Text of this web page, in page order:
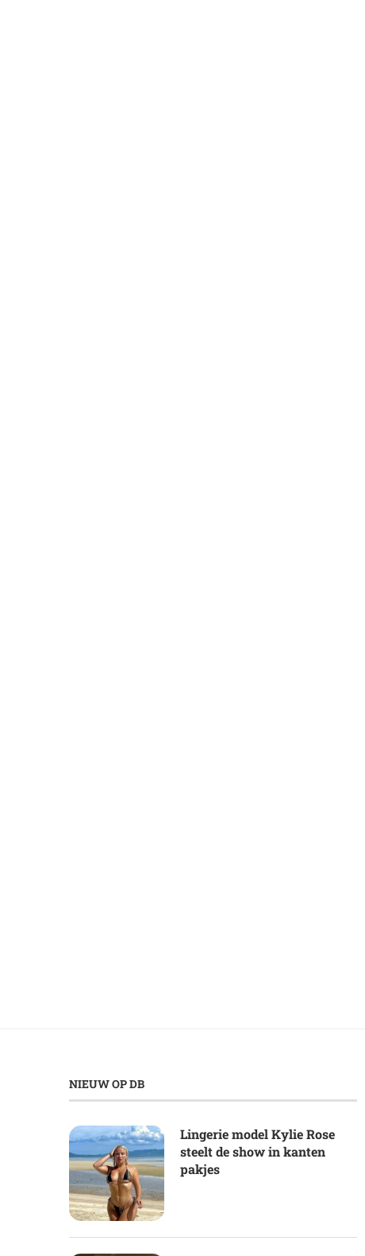
NIEUW OP DB
Lingerie model Kylie Rose
steelt de show in kanten
pakjes